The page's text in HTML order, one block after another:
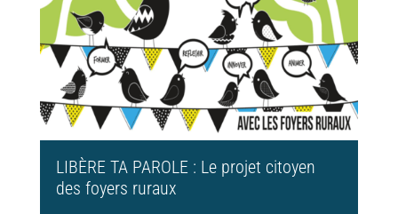
LIBÈRE TA PAROLE : Le projet citoyen
des foyers ruraux